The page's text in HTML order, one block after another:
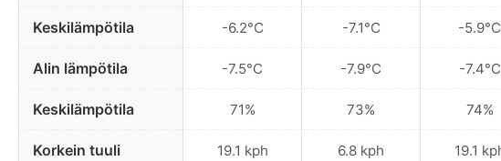
Keskilämpötila
Alin lämpötila
Keskilämpötila
Korkein tuuli
-6.2°C
-7.5°C
71%
19.1 kph
-7.1°C
-7.9°C
73%
6.8 kph
-5.9°C
-7.4°C
74%
19.1